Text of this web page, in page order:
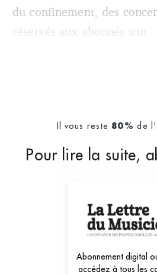
du confinement, des
réservés aux abonnés son
Il vous reste 80% de
Pour lire la suite,
Abonnement digital
accédez à tous les